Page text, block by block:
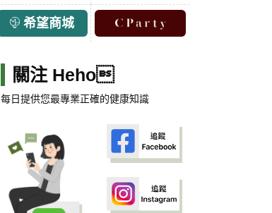
希望商城
關注 Heho
每日提供您最專業正確的健康知識